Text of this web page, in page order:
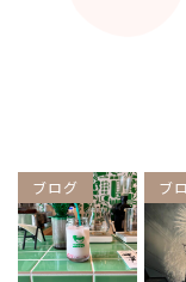
ブログ ブ